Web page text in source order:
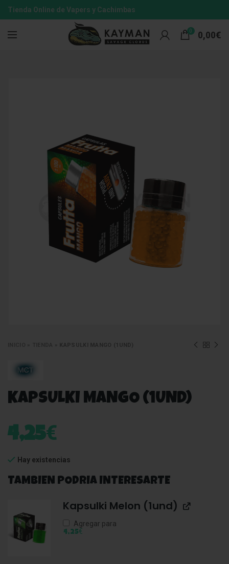
Tienda Online de Vapers y Cachimbas
0 0,00€
KAPSULKI MANGO (1UND)
KAPSULKI MANGO (1UND)
4,25€
Hay existencias
TAMBIEN PODRIA INTERESARTE
Kapsulki Melon (1und)
Agregar para
4,25€